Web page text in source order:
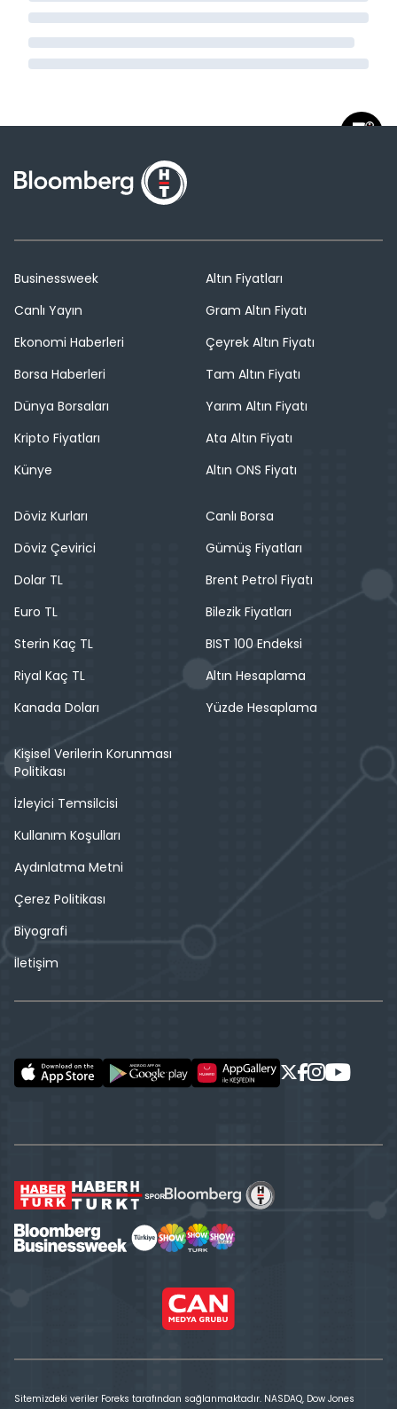
Businessweek
Canlı Yayın
Ekonomi Haberleri
Borsa Haberleri
Dünya Borsaları
Kripto Fiyatları
Künye
Altın Fiyatları
Gram Altın Fiyatı
Çeyrek Altın Fiyatı
Tam Altın Fiyatı
Yarım Altın Fiyatı
Ata Altın Fiyatı
Altın ONS Fiyatı
Döviz Kurları
Döviz Çevirici
Dolar TL
Euro TL
Sterin Kaç TL
Riyal Kaç TL
Kanada Doları
Canlı Borsa
Gümüş Fiyatları
Brent Petrol Fiyatı
Bilezik Fiyatları
BIST 100 Endeksi
Altın Hesaplama
Yüzde Hesaplama
Kişisel Verilerin Korunması
Politikası
İzleyici Temsilcisi
Kullanım Koşulları
Aydınlatma Metni
Çerez Politikası
Biyografi
İletişim
Sitemizdeki veriler Foreks tarafından sağlanmaktadır. NASDAQ, Dow Jones